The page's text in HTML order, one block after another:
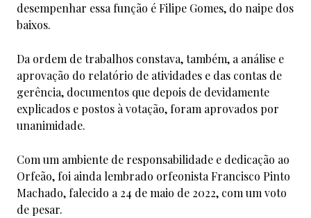
desempenhar essa função é Filipe Gomes, do naipe dos
baixos.
Da ordem de trabalhos constava, também, a análise e
aprovação do relatório de atividades e das contas de
gerência, documentos que depois de devidamente
explicados e postos à votação, foram aprovados por
unanimidade.
Com um ambiente de responsabilidade e dedicação ao
Orfeão, foi ainda lembrado orfeonista Francisco Pinto
Machado, falecido a 24 de maio de 2022, com um voto
de pesar.